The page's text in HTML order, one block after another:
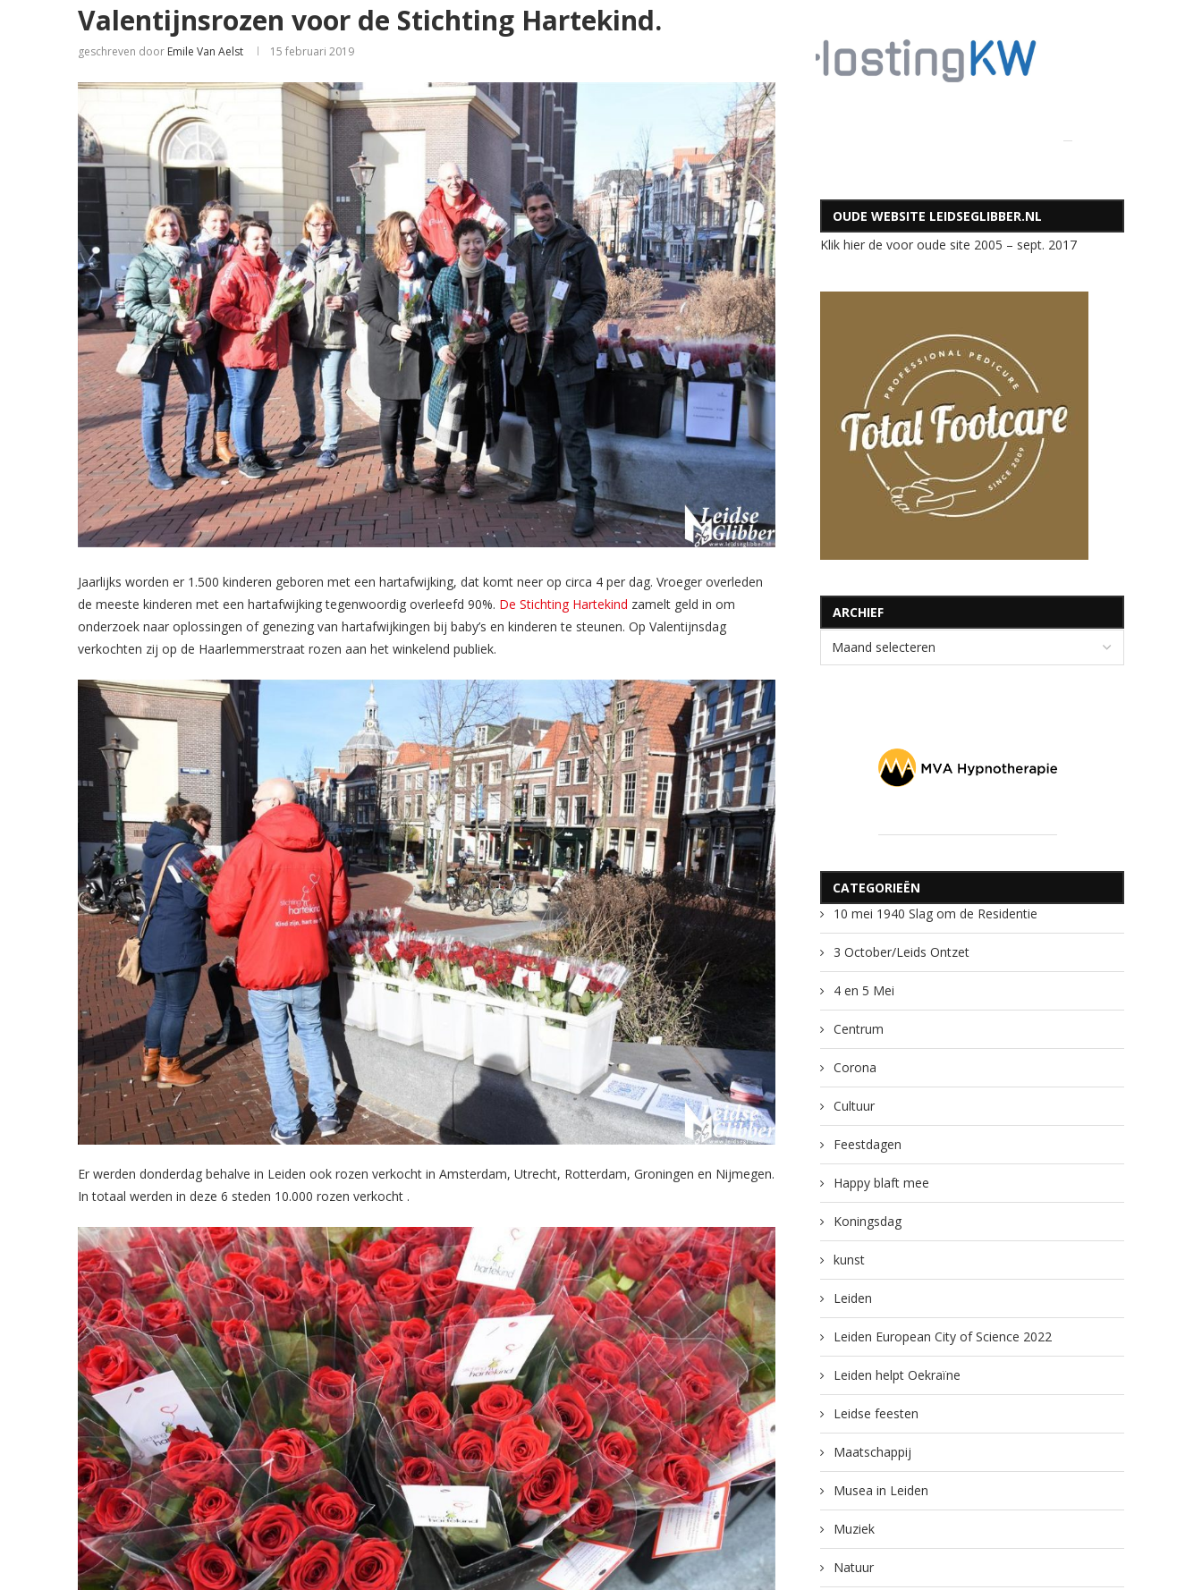
Valentijnsrozen voor de Stichting Hartekind.
geschreven door Emile Van Aelst 15 februari 2019
Jaarlijks worden er 1.500 kinderen geboren met een hartafwijking, dat komt neer op circa 4 per dag. Vroeger overleden
de meeste kinderen met een hartafwijking tegenwoordig overleefd 90%. De Stichting Hartekind zamelt geld in om
onderzoek naar oplossingen of genezing van hartafwijkingen bij baby’s en kinderen te steunen. Op Valentijnsdag
verkochten zij op de Haarlemmerstraat rozen aan het winkelend publiek.
Er werden donderdag behalve in Leiden ook rozen verkocht in Amsterdam, Utrecht, Rotterdam, Groningen en Nijmegen.
In totaal werden in deze 6 steden 10.000 rozen verkocht .
OUDE WEBSITE LEIDSEGLIBBER.NL
Klik hier de voor oude site 2005 – sept. 2017
ARCHIEF
CATEGORIEËN
10 mei 1940 Slag om de Residentie
3 October/Leids Ontzet
4 en 5 Mei
Centrum
Corona
Cultuur
Feestdagen
Happy blaft mee
Koningsdag
kunst
Leiden
Leiden European City of Science 2022
Leiden helpt Oekraïne
Leidse feesten
Maatschappij
Musea in Leiden
Muziek
Natuur